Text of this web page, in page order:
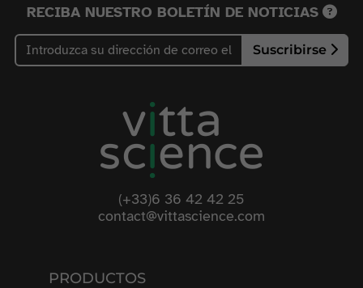
RECIBA NUESTRO BOLETÍN DE NOTICIAS
Suscribirse
(+33)6 36 42 42 25
contact@vittascience.com
PRODUCTOS